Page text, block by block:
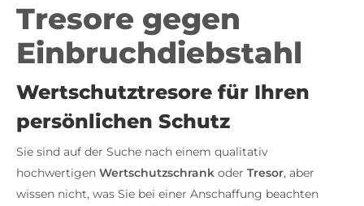
Tresore gegen
Einbruch­diebstahl
Wertschutztresore für Ihren
persönlichen Schutz
Sie sind auf der Suche nach einem qualitativ
hochwertigen Wertschutzschrank oder Tresor, aber
wissen nicht, was Sie bei einer Anschaffung beachten